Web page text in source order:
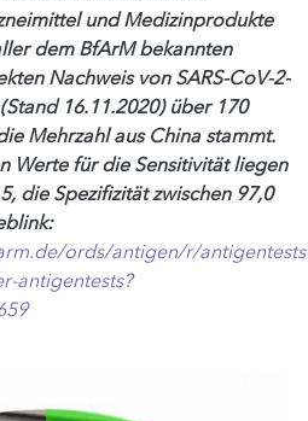
und Medizinprodukte
dem BfArM bekannten
Nachweis von SARS-CoV-2-
16.11.2020) über 170
Mehrzahl aus China stammt.
Werte für die Sensitivität liegen
die Spezifizität zwischen 97,0
ords/antigen/r/
antigentests?